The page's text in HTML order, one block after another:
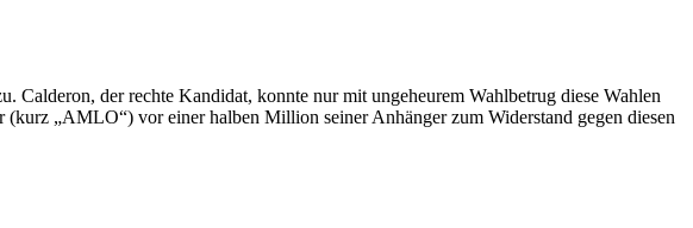
Calderon, der rechte Kandidat, konnte nur mit ungeheurem Wahlbetrug diese Wahlen
„AMLO“) vor einer halben Million seiner Anhänger zum Widerstand gegen diesen